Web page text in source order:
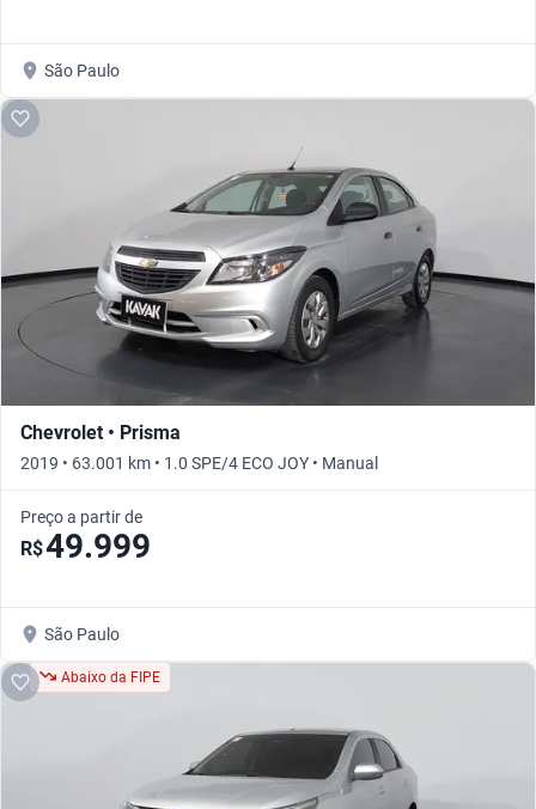
São Paulo
Chevrolet • Prisma
2019 • 63.001 km • 1.0 SPE/4 ECO JOY • Manual
Preço a partir de
R$49.999
São Paulo
Abaixo da FIPE